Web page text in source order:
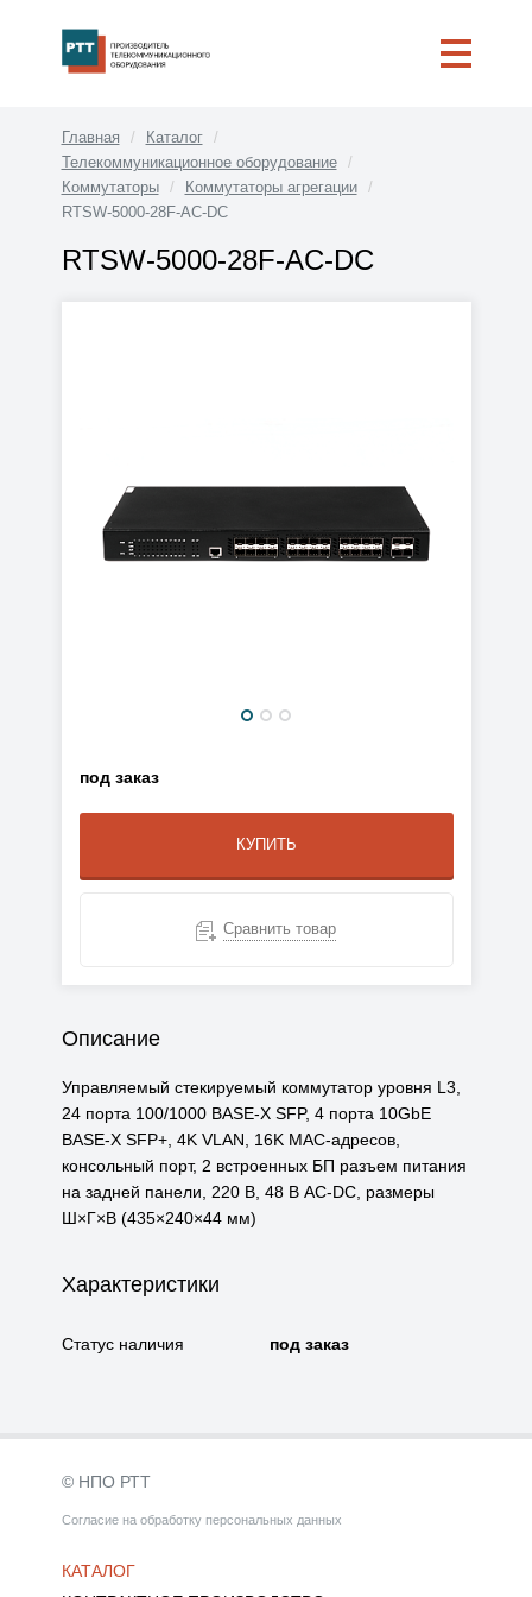
Главная
Каталог
Телекоммуникационное оборудование
Коммутаторы
Коммутаторы агрегации
RTSW-5000-28F-AC-DC
RTSW-5000-28F-AC-DC
под заказ
КУПИТЬ
Сравнить товар
Описание
Управляемый стекируемый коммутатор уровня L3,
24 порта 100/1000 BASE-X SFP, 4 порта 10GbE
BASE-X SFP+, 4K VLAN, 16K MAC-адресов,
консольный порт, 2 встроенных БП разъем питания
на задней панели, 220 В, 48 В AC-DC, размеры
Ш×Г×В (435×240×44 мм)
Характеристики
Статус наличия под заказ
© НПО РТТ
Согласие на обработку персональных данных
КАТАЛОГ